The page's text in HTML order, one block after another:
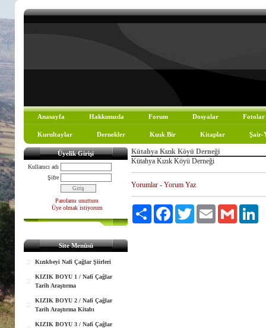
Anasayfa Hakkımızda Forum Dosyalar Fotolar
Kurultaylar Dernekler Kızık Bir Kitaplar Şair-
Üyelik Girişi
Kullanıcı adı
Şifre
Parolamı unuttum
Üye olmak istiyorum
Site Menüsü
Kızıkbeyi Nafi Çağlar Şiirleri
KIZIK BOYU 1 / Nafi Çağlar
Tarih Araştırma
KIZIK BOYU 2 / Nafi Çağlar
Tarih Araştırma Kitabı
KIZIK BOYU 3 / Nafi Çağlar
Kütahya Kızık Köyü Derneği
Kütahya Kızık Köyü Derneği
Yorumlar - Yorum Yaz
Paylaş FacebookTwitter Email Gmail